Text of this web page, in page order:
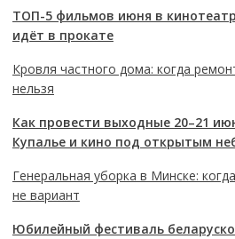
ТОП-5 фильмов июня в
идёт в прокате
Кровля частного дома: когда
нельзя
Как провести выходные 20–21
Купалье и кино под открытым
Генеральная уборка в Минске:
не вариант
Юбилейный фестиваль